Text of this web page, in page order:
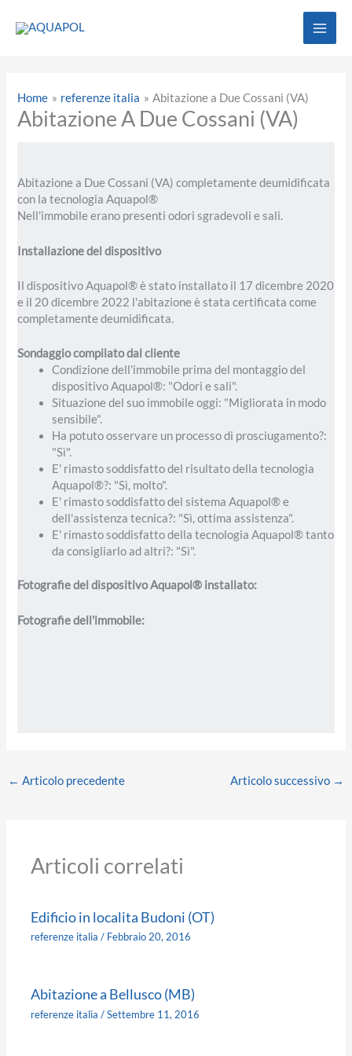
Home referenze italia Abitazione a Due Cossani (VA)
Abitazione A Due Cossani (VA)
Abitazione a Due Cossani (VA) completamente deumidificata
con la tecnologia Aquapol®
Nell'immobile erano presenti odori sgradevoli e sali.
Installazione del dispositivo
Il dispositivo Aquapol® è stato installato il 17 dicembre 2020
e il 20 dicembre 2022 l'abitazione è stata certificata come
completamente deumidificata.
Sondaggio compilato dal cliente
Condizione dell'immobile prima del montaggio del
dispositivo Aquapol®: "Odori e sali".
Situazione del suo immobile oggi: "Migliorata in modo
sensibile".
Ha potuto osservare un processo di prosciugamento?:
"Sì".
E' rimasto soddisfatto del risultato della tecnologia
Aquapol®?: "Sì, molto".
E' rimasto soddisfatto del sistema Aquapol® e
dell'assistenza tecnica?: "Sì, ottima assistenza".
E' rimasto soddisfatto della tecnologia Aquapol® tanto
da consigliarlo ad altri?: "Sì".
Fotografie del dispositivo Aquapol® installato:
Fotografie dell'immobile:
← Articolo precedente Articolo successivo →
Articoli correlati
Edificio in localita Budoni (OT)
referenze italia / Febbraio 20, 2016
Abitazione a Bellusco (MB)
referenze italia /Settembre 11, 2016